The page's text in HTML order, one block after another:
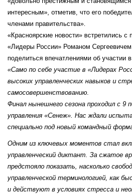
интересным», отметив, что его
членами правительства».
«Красноярские новости» встретились с
«Лидеры России» Романом
поделиться впечатлениями об участии
«Само по себе участие в «Лидерах
высоких управленческих навыков и
самосовершенствованию.
Финал нынешнего сезона проходил с 9
управления «Сенеж». Нас ждали
специально под новый командный
Одним из ключевых моментов стал
управленческий диктант. За сжатое
предстояло показать, насколько
управленческой терминологией, как
и действуют в условиях стресса и